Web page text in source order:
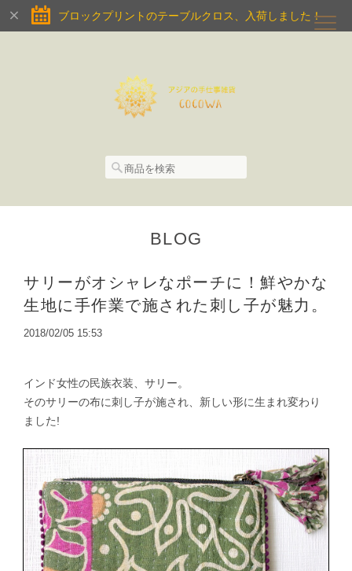
ブロックプリントのテーブルクロス、入荷しました！
BLOG
サリーがオシャレなポーチに！鮮やかな
生地に手作業で施された刺し子が魅力。
2018/02/05 15:53
インド女性の民族衣装、サリー。
そのサリーの布に刺し子が施され、新しい形に生まれ変わり
ました!